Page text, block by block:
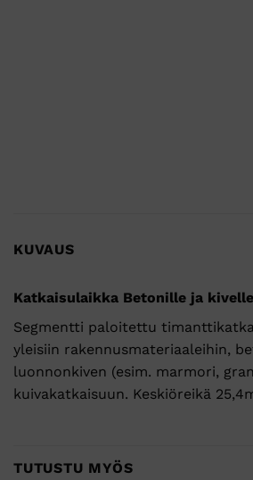
KUVAUS
Katkaisulaikka Betonille ja kivelle
Segmentti paloitettu
yleisiin rakennusmateriaaleihin,
luonnonkiven (esim. marmori,
kuivakatkaisuun. Keskiöreikä
TUTUSTU MYÖS